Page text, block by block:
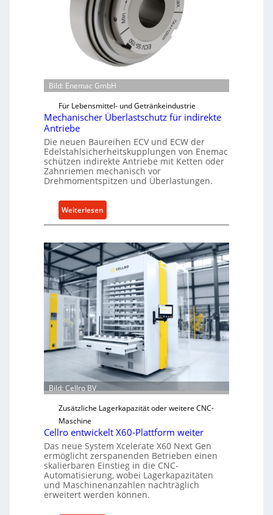
Bild: Enemac GmbH
Für Lebensmittel- und Getränkeindustrie
Mechanischer Überlastschutz für indirekte
Antriebe
Die neuen Baureihen ECV und ECW der
Edelstahlsicherheitskupplungen von Enemac
schützen indirekte Antriebe mit Ketten oder
Zahnriemen mechanisch vor
Drehmomentspitzen und Überlastungen.
Weiterlesen:
M
c
h
n
i
c
h
e
r
Ü
b
r
s
t
s
c
Bild: Cellro BV
Zusätzliche Lagerkapazität oder weitere CNC-
Maschine
Cellro entwickelt X60-Plattform weiter
Das neue System Xcelerate X60 Next Gen
ermöglicht zerspanenden Betrieben einen
skalierbaren Einstieg in die CNC-
Automatisierung, wobei Lagerkapazitäten
und Maschinenanzahlen nachträglich
erweitert werden können.